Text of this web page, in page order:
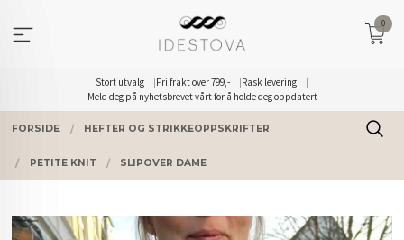
innholdet
Stort utvalg Fri frakt over 799,-
Rask levering
Meld deg på nyhetsbrevet vårt for å holde deg oppdatert
0
FORSIDE HEFTER OG STRIKKEOPPSKRIFTER
PETITE KNIT SLIPOVER DAME